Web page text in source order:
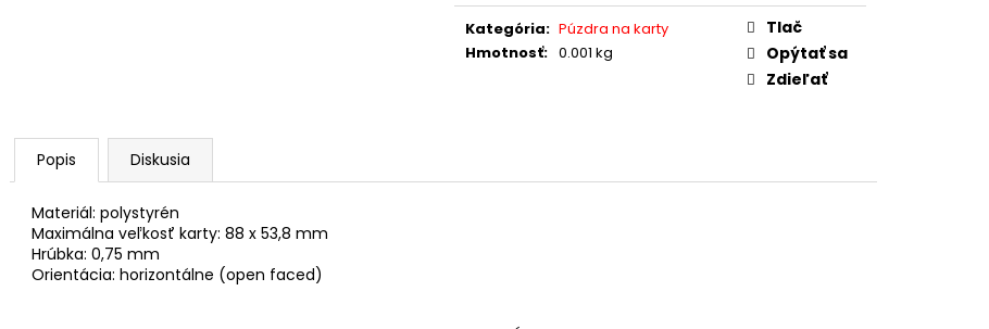
Kategória: Púzdra na karty
Hmotnosť: 0.001 kg
Tlač
Opýtať sa
Zdieľať
Popis Diskusia
Materiál: polystyrén
Maximálna veľkosť karty: 88 x 53,8 mm
Hrúbka: 0,75 mm
Orientácia: horizontálne (open faced)